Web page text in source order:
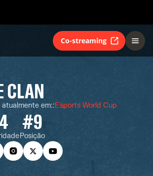
Co-streaming
CLAN
em::Esports World Cup
#9
Posição